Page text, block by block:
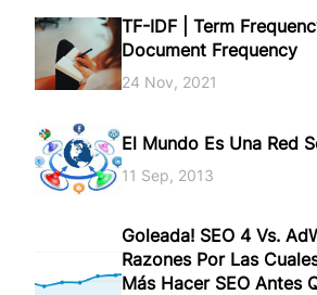
TF-IDF | Term
Document Frequency
24 Nov, 2021
El Mundo Es Una Red
11 Sep, 2013
Goleada! SEO 4 Vs.
Razones Por Las
Más Hacer SEO Antes